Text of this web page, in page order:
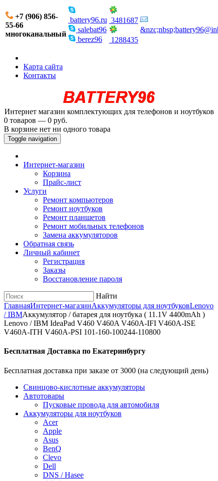
+7 (906) 856-
55-66
многоканальный
battery96.ru
salebat96
berez96
3481687
1288435
Карта сайта
Контакты
Интернет магазин комплектующих для телефонов и ноутбуков
0 товаров — 0 руб.
В корзине нет ни одного товара
Toggle navigation
Интернет-магазин
Корзина
Прайс-лист
Услуги
Ремонт компьютеров
Ремонт ноутбуков
Ремонт планшетов
Ремонт мобильных телефонов
Замена аккумуляторов
Обратная связь
Личный кабинет
Регистрация
Заказы
Восстановление пароля
Найти
ГлавнаяИнтернет-магазинАккумуляторы для ноутбуковLenovo
/ IBMАккумулятор / батарея для ноутбука ( 11.1V 4400mAh )
Lenovo / IBM IdeaPad V460 V460A V460A-IFI V460A-ISE
V460A-ITH V460A-PSI 101-160-100244-110800
Бесплатная Доставка по Екатеринбургу
Бесплатная доставка при заказе от 3000 (на следующий день)
Cвинцово-кислотные аккумуляторы
Автотовары
Пусковые провода для автомобиля
Аккумуляторы для ноутбуков
Acer
Apple
Asus
BenQ
Clevo
Dell
DNS / Hasee